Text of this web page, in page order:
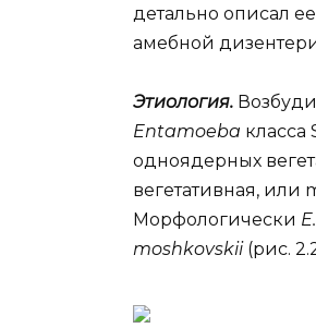
детально описал
амебной
Этиология.
Entamoeba класса
одноядерных
вегетативная, или
Морфологически
moshkovskii (рис.